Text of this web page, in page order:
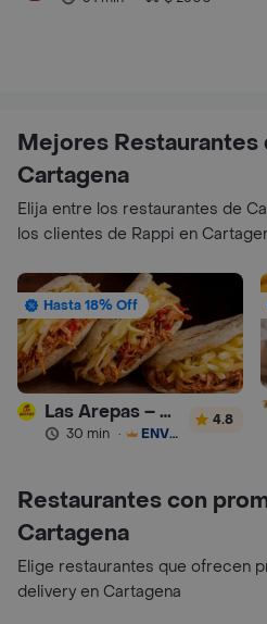
Mejores Restaurantes
Cartagena
Elija entre los restaurantes de
los clientes de Rappi en
Hasta 18% Off
Las Arepas – Arepas Rellenas
30 min · ENVÍO GRATIS
4.8
Restaurantes con
Cartagena
Elige restaurantes que ofrecen
delivery en Cartagena